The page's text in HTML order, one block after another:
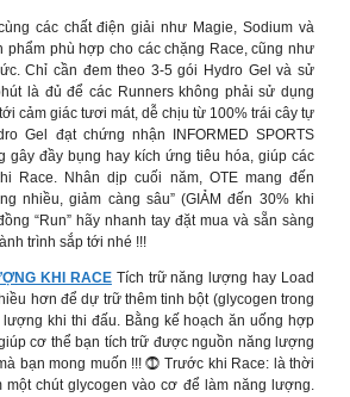
các chất điện giải như Magie, Sodium và
phẩm phù hợp cho các chặng Race, cũng như
Chỉ cần đem theo 3-5 gói Hydro Gel và sử
là đủ để các Runners không phải sử dụng
cảm giác tươi mát, dễ chịu từ 100% trái cây tự
Gel đạt chứng nhận INFORMED SPORTS
gây đầy bụng hay kích ứng tiêu hóa, giúp các
Race. Nhân dịp cuối năm, OTE mang đến
nhiều, giảm càng sâu” (GIẢM đến 30% khi
“Run” hãy nhanh tay đặt mua và sẵn sàng
trình sắp tới nhé !!!
KHI RACETích trữ năng lượng hay Load
hơn để dự trữ thêm tinh bột (glycogen trong
khi thi đấu. Bằng kế hoạch ăn uống hợp
cơ thể bạn tích trữ được nguồn năng lượng
bạn mong muốn !!! ⓵ Trước khi Race: là thời
một chút glycogen vào cơ để làm năng lượng.